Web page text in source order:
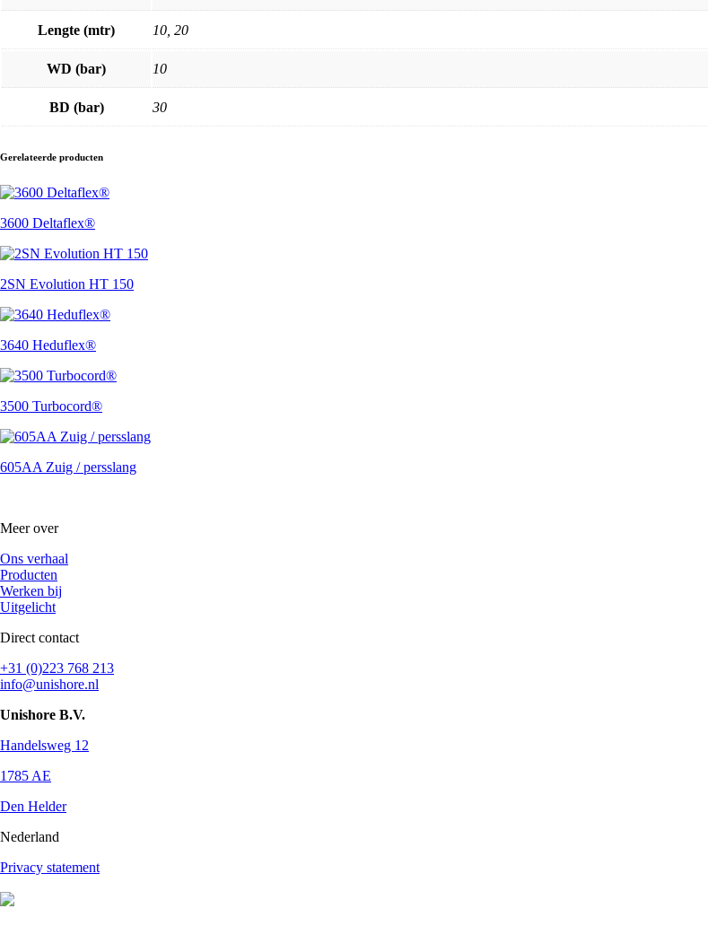
Lengte (mtr) 10, 20
WD (bar) 10
BD (bar) 30
Gerelateerde producten
3600 Deltaflex®
2SN Evolution HT 150
3640 Heduflex®
3500 Turbocord®
605AA Zuig / persslang
Meer over
Ons verhaal
Producten
Werken bij
Uitgelicht
Direct contact
+31 (0)223 768 213
info@unishore.nl
Unishore B.V.
Handelsweg 12
1785 AE
Den Helder
Nederland
Privacy statement